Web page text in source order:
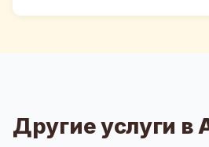
Другие услуги в